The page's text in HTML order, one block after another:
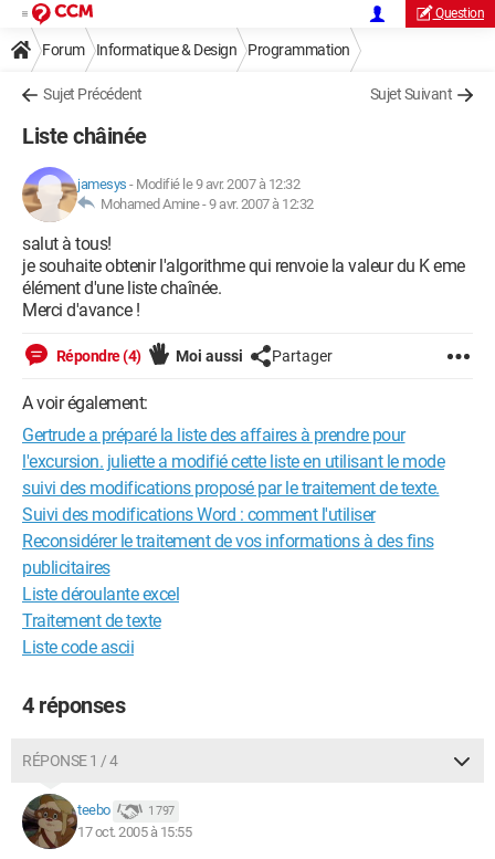
Question
Forum Informatique & Design Programmation
Sujet Précédent Sujet Suivant
Liste châinée
jamesys - Modifié le 9 avr. 2007 à 12:32
Mohamed Amine -9 avr. 2007 à 12:32
salut à tous!
je souhaite obtenir l'algorithme qui renvoie la valeur du K eme
élément d'une liste chaînée.
Merci d'avance !
Répondre (4) Moi aussi Partager
A voir également:
Gertrude a préparé la liste des affaires à prendre pour
l'excursion. juliette a modifié cette liste en utilisant le mode
suivi des modifications proposé par le traitement de texte.
Suivi des modifications Word : comment l'utiliser
Reconsidérer le traitement de vos informations à des fins
publicitaires
Liste déroulante excel
Traitement de texte
Liste code ascii
4 réponses
RÉPONSE 1 / 4
teebo 1 797
17 oct. 2005 à 15:55